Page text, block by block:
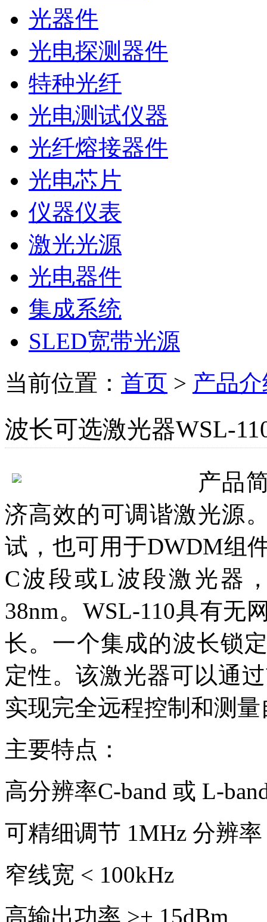
光器件
光电探测器件
特种光纤
光电测试仪器
光纤熔接器件
光电芯片
仪器仪表
激光光源
光电器件
集成系统
SLED宽带光源
当前位置： 首页 > 产品
波长可选激光器WSL-
产品
济高效的可调谐激光源
试，也可用于DWDM组
C波段或L波段激光器
38nm。WSL-110具有无
长。一个集成的波长锁
定性。该激光器可以通
实现完全远程控制和测
主要特点：
高分辨率C-band 或 L-
可精细调节 1MHz 分辨率
窄线宽 < 100kHz
高输出功率 >+ 15dBm